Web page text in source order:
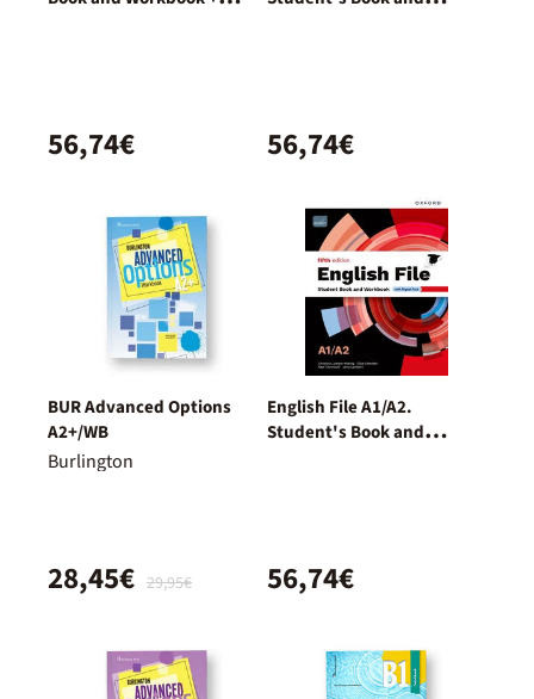
56,74€ 56,74€
BUR Advanced Options
A2+/WB
Burlington
29,95€
28,45€
English File A1/A2.
Student's Book and
56,74€